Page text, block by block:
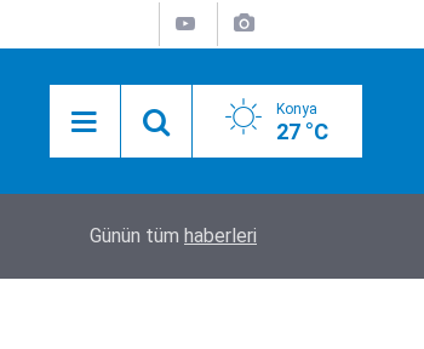
Konya
27 °C
Usta sanatçı 'Cansever' vefat etti
Günün tüm haberleri